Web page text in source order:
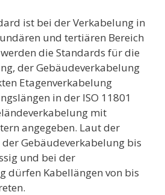
ist bei der Verkabelung in
und tertiären Bereich
die Standards für die
der Gebäudeverkabelung
Etagenverkabelung
in der ISO 11801
mit
angegeben. Laut der
Gebäudeverkabelung bis
und bei der
dürfen Kabellängen von bis